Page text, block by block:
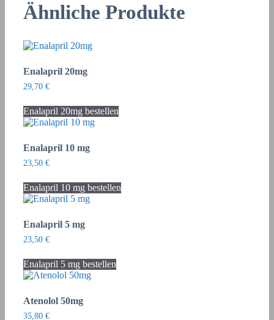
Ähnliche Produkte
Enalapril 20mg
29,70 €
Enalapril 20mg bestellen
Enalapril 10 mg
23,50 €
Enalapril 10 mg bestellen
Enalapril 5 mg
23,50 €
Enalapril 5 mg bestellen
Atenolol 50mg
35,80 €